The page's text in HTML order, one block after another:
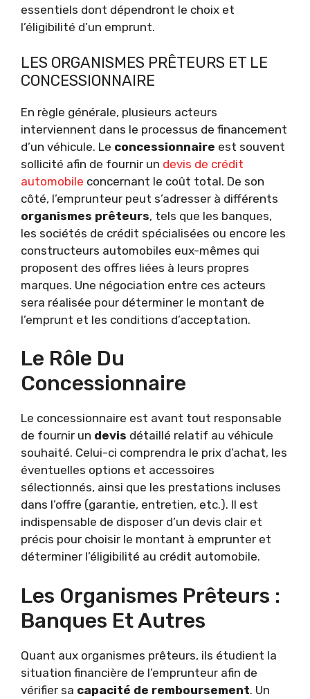
essentiels dont dépendront le choix et
l’éligibilité d’un emprunt.
LES ORGANISMES PRÊTEURS ET LE
CONCESSIONNAIRE
En règle générale, plusieurs acteurs
interviennent dans le processus de financement
d’un véhicule. Le concessionnaire est souvent
sollicité afin de fournir un devis de crédit
automobile concernant le coût total. De son
côté, l’emprunteur peut s’adresser à différents
organismes prêteurs, tels que les banques,
les sociétés de crédit spécialisées ou encore les
constructeurs automobiles eux-mêmes qui
proposent des offres liées à leurs propres
marques. Une négociation entre ces acteurs
sera réalisée pour déterminer le montant de
l’emprunt et les conditions d’acceptation.
Le Rôle Du
Concessionnaire
Le concessionnaire est avant tout responsable
de fournir un devis détaillé relatif au véhicule
souhaité. Celui-ci comprendra le prix d’achat, les
éventuelles options et accessoires
sélectionnés, ainsi que les prestations incluses
dans l’offre (garantie, entretien, etc.). Il est
indispensable de disposer d’un devis clair et
précis pour choisir le montant à emprunter et
déterminer l’éligibilité au crédit automobile.
Les Organismes Prêteurs :
Banques Et Autres
Quant aux organismes prêteurs, ils étudient la
situation financière de l’emprunteur afin de
vérifier sa capacité de remboursement. Un